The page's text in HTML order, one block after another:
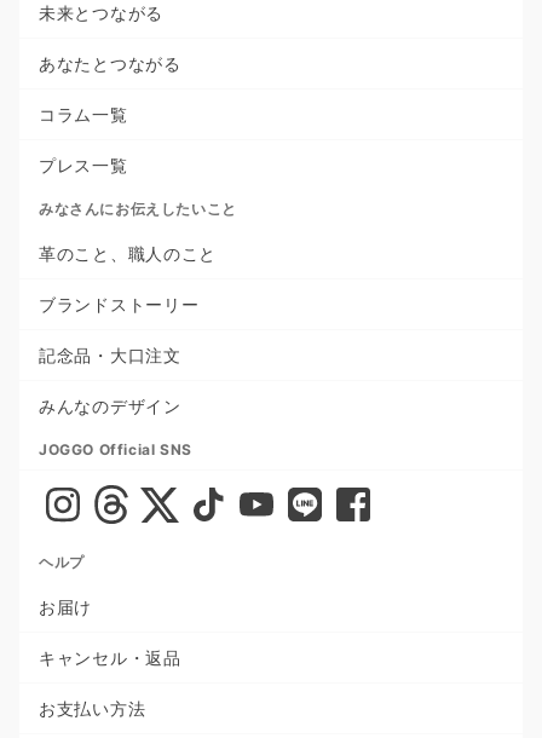
未来とつながる
あなたとつながる
コラム一覧
プレス一覧
みなさんにお伝えしたいこと
革のこと、職人のこと
ブランドストーリー
記念品・大口注文
みんなのデザイン
JOGGO Official SNS
ヘルプ
お届け
キャンセル・返品
お支払い方法